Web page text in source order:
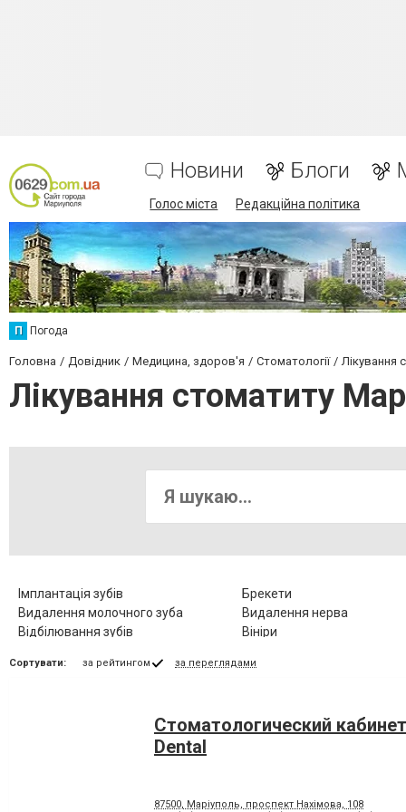
Новини Блоги
Голос міста Редакційна політика
П Погода
Головна Довідник Медицина, здоров'я Стоматології Лікування
Лікування стоматиту
Імплантація зубів Брекети
Видалення молочного зуба
Видалення нерва
Відбілювання зубів
Вініри
Зубні протези
Клиновидний дефект зубів
Лікування гіпоплазії емалі зубів
Лікування захворювання
Сортувати: за рейтингом за переглядами
Стоматологический
Dental
87500, Маріуполь, проспект Нахімова, 108